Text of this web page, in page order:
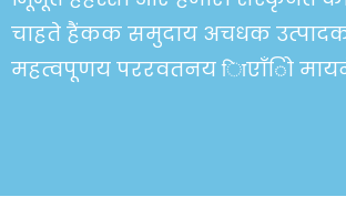
चाहते हैंकक समुदाय अचधक
महत्वपूणय पररवतनय िाएाँिो